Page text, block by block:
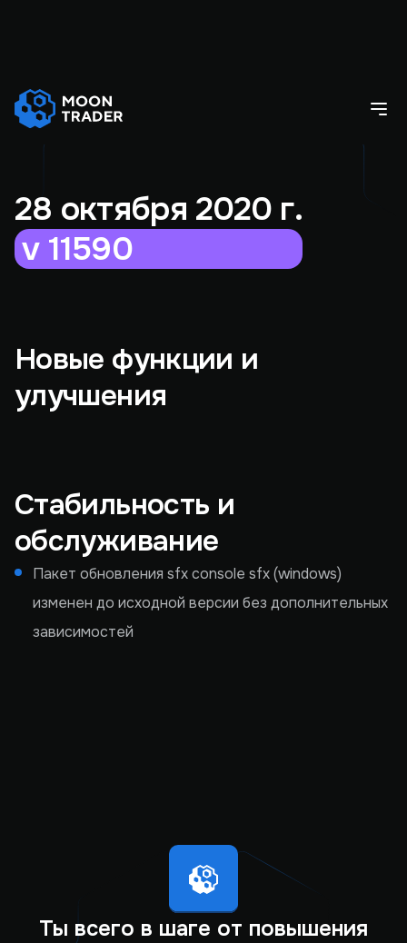
28 октября 2020 г.
v 11590
Новые функции и
улучшения
Стабильность и
обслуживание
Пакет обновления sfx console sfx (windows)
изменен до исходной версии без дополнительных
зависимостей
Ты всего в шаге от повышения